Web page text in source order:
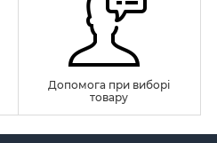
Допомога при виборі
товару